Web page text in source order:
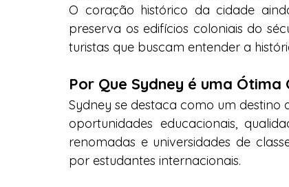
O coração histórico da cidade
preserva os edifícios coloniais do
turistas que buscam entender a
Por Que Sydney é uma
Sydney se destaca como um
oportunidades educacionais,
renomadas e universidades de
por estudantes internacionais.